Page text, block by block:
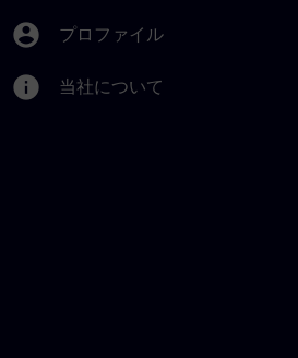
account_circle プロファイル
info 当社について